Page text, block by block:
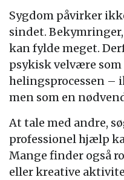
Sygdom påvirker
sindet.
kan fylde meget.
psykisk velvære som
helingsprocessen –
men som en
At tale med andre,
professionel hjælp
Mange finder også
eller kreative